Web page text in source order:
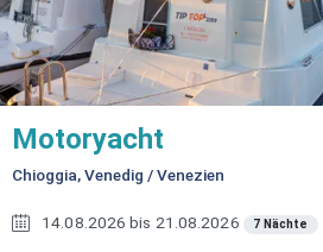
Motoryacht
Chioggia, Venedig / Venezien
14.08.2026 bis 21.08.2026 7 Nächte